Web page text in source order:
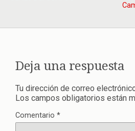
Deja una respuesta
Tu dirección de correo
Los campos obligatorios están
Comentario *